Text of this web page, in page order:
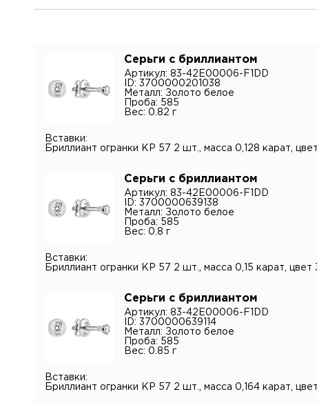
Серьги с бриллиантом
Артикул: 83-42E00006-F1DD
ID: 3700000201038
Металл: Золото белое
Проба: 585
Вес: 0.82 г
Вставки:
Бриллиант огранки КР 57 2 шт., масса 0,128 карат,
Серьги с бриллиантом
Артикул: 83-42E00006-F1DD
ID: 3700000639138
Металл: Золото белое
Проба: 585
Вес: 0.8 г
Вставки:
Бриллиант огранки КР 57 2 шт., масса 0,15 карат, цвет
Серьги с бриллиантом
Артикул: 83-42E00006-F1DD
ID: 3700000639114
Металл: Золото белое
Проба: 585
Вес: 0.85 г
Вставки:
Бриллиант огранки КР 57 2 шт., масса 0,164 карат,
Телефон